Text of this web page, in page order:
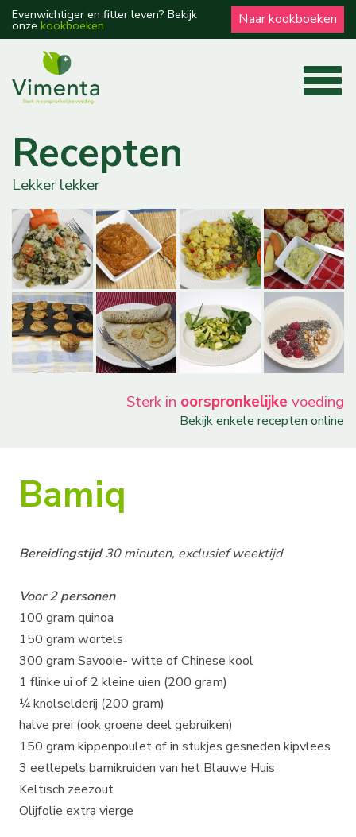
Evenwichtiger en fitter leven? Bekijk
onze kookboeken Naar kookboeken
Recepten
Lekker lekker
Sterk in oorspronkelijke voeding
Bekijk enkele recepten online
Bamiq
Bereidingstijd30 minuten, exclusief weektijd
Voor 2 personen
100 gram quinoa
150 gram wortels
300 gram Savooie- witte of Chinese kool
1 flinke ui of 2 kleine uien (200 gram)
¼ knolselderij (200 gram)
halve prei (ook groene deel gebruiken)
150 gram kippenpoulet of in stukjes gesneden kipvlees
3 eetlepels bamikruiden van het Blauwe Huis
Keltisch zeezout
Olijfolie extra vierge